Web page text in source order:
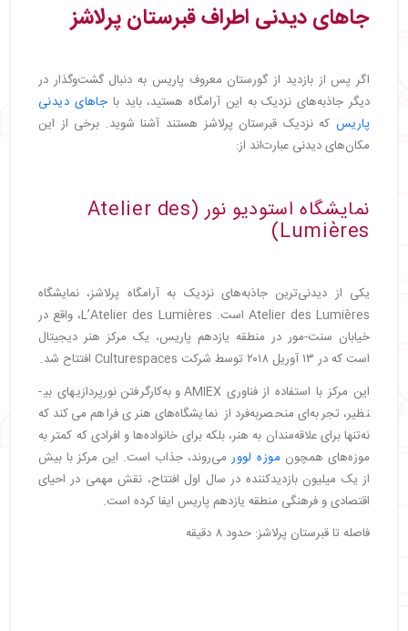
جاهای دیدنی اطراف قبرستان پرلاشز
اگر پس از بازدید از گورستان معروف پاریس به دنبال گشت‌وگذار در
دیگر جاذبه‌های نزدیک به این آرامگاه هستید، باید با جاهای دیدنی
پاریسکه نزدیک قبرستان پرلاشز هستند آشنا شوید. برخی از این
مکان‌های دیدنی عبارت‌اند از:
نمایشگاه استودیو نور (Atelier des
Lumières)
یکی از دیدنی‌ترین جاذبه‌های نزدیک به آرامگاه پرلاشز، نمایشگاه
Atelier des Lumières است. L’Atelier des Lumières، واقع در
خیابان سنت-مور در منطقه یازدهم پاریس، یک مرکز هنر دیجیتال
است که در ۱۳ آوریل ۲۰۱۸ توسط شرکت Culturespaces افتتاح شد.
این مرکز با استفاده از فناوری AMIEX و به‌کارگرفتن نورپردازی­های بی­
نظیر، تجربه‌ای منحصربه‌فرد از نمایشگاه‌های هنری فراهم می‌کند که
نه‌تنها برای علاقه‌مندان به هنر، بلکه برای خانواده‌ها و افرادی که کمتر به
موزه‌های همچون موزه لوورمی‌روند، جذاب است. این مرکز با بیش
از یک میلیون بازدیدکننده در سال اول افتتاح، نقش مهمی در احیای
اقتصادی و فرهنگی منطقه یازدهم پاریس ایفا کرده است.
فاصله تا قبرستان پرلاشز: حدود ۸ دقیقه